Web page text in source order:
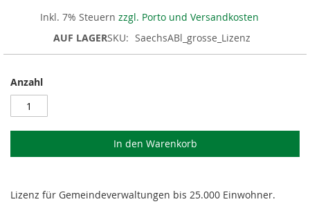
Inkl. 7% Steuern zzgl. Porto und Versandkosten
AUF LAGERSKU SaechsABl_grosse_Lizenz
Anzahl
In den Warenkorb
Lizenz für Gemeindeverwaltungen bis 25.000 Einwohner.